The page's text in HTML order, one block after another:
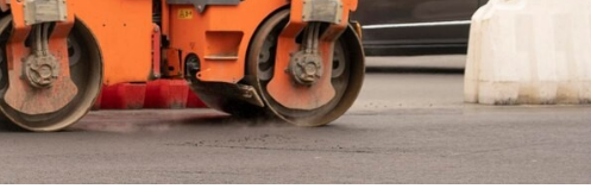
Fryzjer
Kino
Poczta